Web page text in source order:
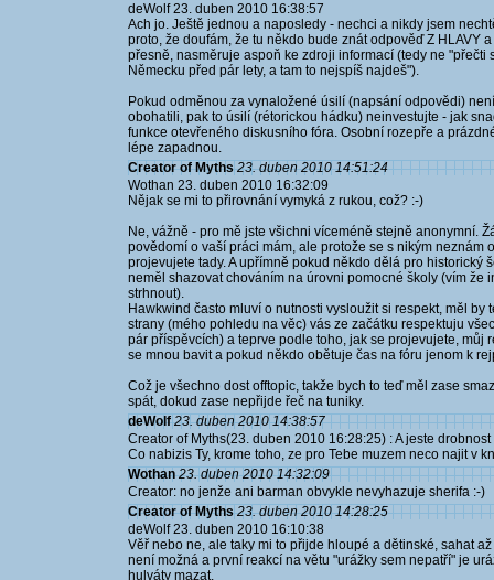
deWolf 23. duben 2010 16:38:57
Ach jo. Ještě jednou a naposledy - nechci a nikdy jsem
proto, že doufám, že tu někdo bude znát odpověď Z HLAVY
přesně, nasměruje aspoň ke zdroji informací (tedy ne "přečti
Německu před pár lety, a tam to nejspíš najdeš").
Pokud odměnou za vynaložené úsilí (napsání odpovědi)
obohatili, pak to úsilí (rétorickou hádku) neinvestujte - jak
funkce otevřeného diskusního fóra. Osobní rozepře a
lépe zapadnou.
Creator of Myths 23. duben 2010 14:51:24
Wothan 23. duben 2010 16:32:09
Nějak se mi to přirovnání vymyká z rukou, což? :-)
Ne, vážně - pro mě jste všichni víceméně stejně anonymní.
povědomí o vaší práci mám, ale protože se s nikým neznám
projevujete tady. A upřímně pokud někdo dělá pro historický
neměl shazovat chováním na úrovni pomocné školy (vím že
strhnout).
Hawkwind často mluví o nutnosti vysloužit si respekt, měl
strany (mého pohledu na věc) vás ze začátku respektuju
pár příspěvcích) a teprve podle toho, jak se projevujete, můj
se mnou bavit a pokud někdo obětuje čas na fóru jenom k
Což je všechno dost offtopic, takže bych to teď měl zase
spát, dokud zase nepřijde řeč na tuniky.
deWolf 23. duben 2010 14:38:57
Creator of Myths(23. duben 2010 16:28:25) : A jeste
Co nabizis Ty, krome toho, ze pro Tebe muzem neco najit v
Wothan 23. duben 2010 14:32:09
Creator: no jenže ani barman obvykle nevyhazuje sherifa :-)
Creator of Myths 23. duben 2010 14:28:25
deWolf 23. duben 2010 16:10:38
Věř nebo ne, ale taky mi to přijde hloupé a dětinské, sahat
není možná a první reakcí na větu "urážky sem nepatří" je
hulváty mazat.